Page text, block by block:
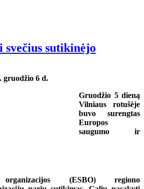
sutikinėjo
gruodžio 6 d.
Gruodžio 5 dieną
Vilniaus rotušėje
buvo surengtas
Europos
saugumo ir
organizacijos (ESBO) regiono